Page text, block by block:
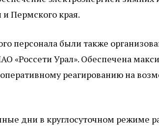
Пермского края.
персонала были также
«Россети Урал». Обеспечена
реагированию на
дни в круглосуточном режиме